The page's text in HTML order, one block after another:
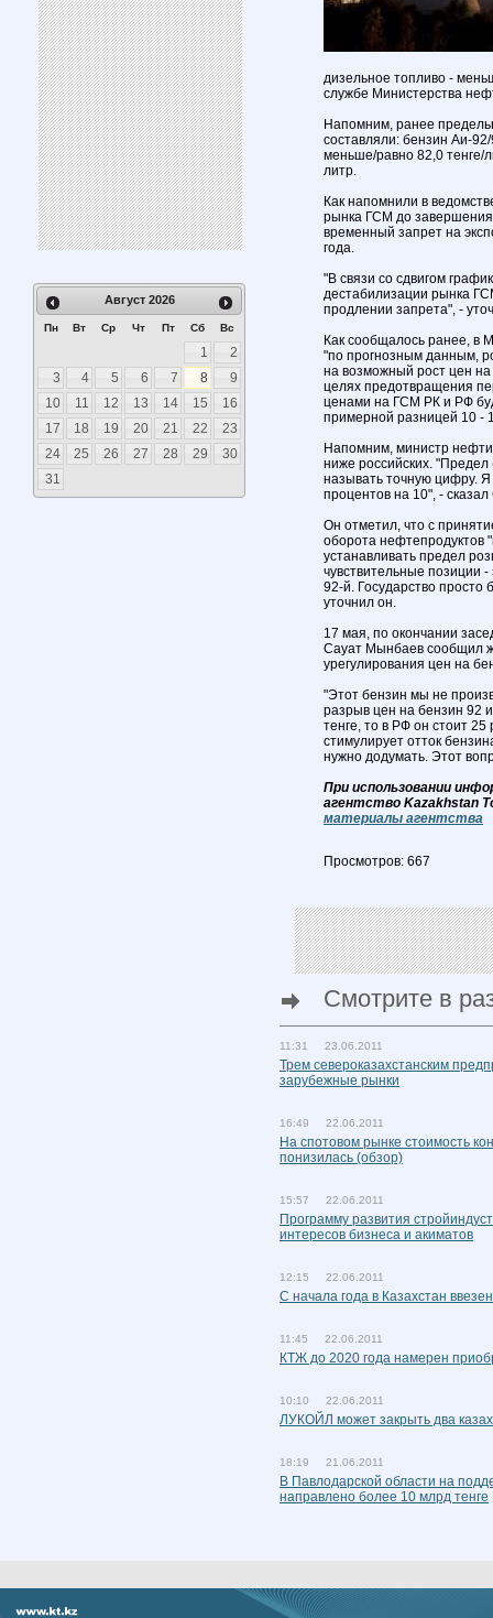
Август 2026
Пн Вт Ср Чт Пт Сб Вс
1
2
3
4 5 6 7 8
9
10
11 12 13 14 15
16
17
18 19 20 21 22
23
24
25 26 27 28 29
30
31
дизельное топливо -
службе Министерства
Напомним, ранее
составляли: бензин Аи-
меньше/равно 82,0 тенге/
литр.
Как напомнили в
рынка ГСМ до завершения
временный запрет на
года.
"В связи со сдвигом
дестабилизации рынка
продлении запрета", -
Как сообщалось ранее, в
"по прогнозным данным,
на возможный рост цен
целях предотвращения
ценами на ГСМ РК и РФ
примерной разницей 10 -
Напомним, министр
ниже российских.
называть точную цифру. Я
процентов на 10", -
Он отметил, что с
оборота нефтепродуктов
устанавливать предел
чувствительные позиции
92-й. Государство просто
уточнил он.
17 мая, по окончании
Сауат Мынбаев сообщил
урегулирования цен на
"Этот бензин мы не
разрыв цен на бензин 92
тенге, то в РФ он стоит
стимулирует отток
нужно додумать. Этот
При использовании
агентство Kazakhstan
материалы агентства
Просмотров: 667
Смотрите в
11:31 23.06.2011
Трем североказахстанским
зарубежные рынки
16:49 22.06.2011
На спотовом рынке стоимость
понизилась (обзор)
15:57 22.06.2011
Программу развития
интересов бизнеса и акиматов
12:15 22.06.2011
С начала года в Казахстан
11:45 22.06.2011
КТЖ до 2020 года намерен
10:10 22.06.2011
ЛУКОЙЛ может закрыть два
18:19 21.06.2011
В Павлодарской области на
направлено более 10 млрд тенге